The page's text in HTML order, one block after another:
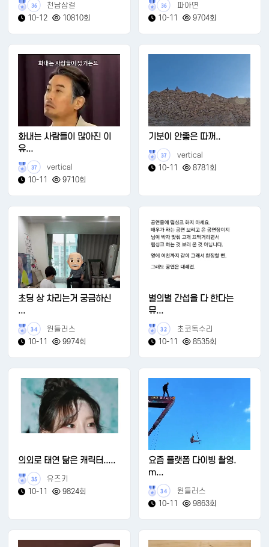
36
천남삼걸
10-12
10810회
36
파아면
10-11
9704회
화내는 사람들이 많아진 이
유...
37
vertical
10-11
9710회
기분이 안좋은 따꺼..
37
vertical
10-11
8781회
초딩 상 차리는거 궁금하신
...
34
윈들러스
10-11
9974회
별의별 간섭을 다 한다는
뮤...
32
초코독수리
10-11
8535회
의외로 태연 닮은 캐릭터.....
35
유즈키
10-11
9824회
요즘 플랫폼 다이빙 촬영.
m...
34
윈들러스
10-11
9863회